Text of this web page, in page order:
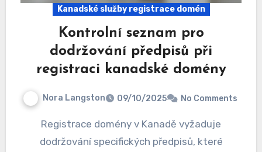
Kanadské služby registrace domén
Kontrolní seznam pro
dodržování předpisů při
registraci kanadské domény
Nora Langston 09/10/2025 No Comments
Registrace domény v Kanadě vyžaduje
dodržování specifických předpisů, které